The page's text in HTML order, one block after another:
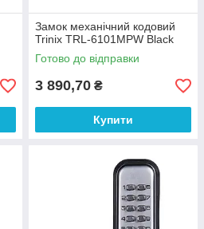
Замок механічний кодовий
Trinix TRL-6101MPW Black
Готово до відправки
3 890,70 ₴
Купити